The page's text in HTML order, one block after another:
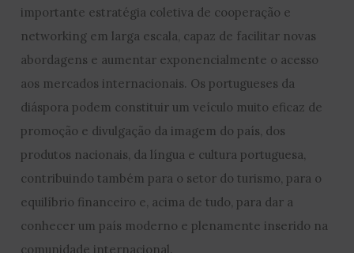
importante estratégia coletiva de cooperação e
networking em larga escala, capaz de facilitar novas
abordagens e aumentar exponencialmente o acesso
aos mercados internacionais. Os portugueses da
diáspora podem constituir um veículo muito eficaz de
promoção e divulgação da imagem do país, dos
produtos nacionais, da língua e cultura portuguesa,
contribuindo também para o setor do turismo, para o
equilíbrio financeiro e, acima de tudo, para dar a
conhecer um país moderno e plenamente inserido na
comunidade internacional.